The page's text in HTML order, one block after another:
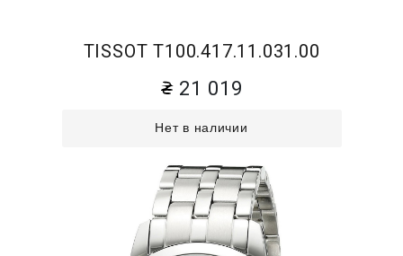
TISSOT T100.417.11.031.00
21 019
Нет в наличии